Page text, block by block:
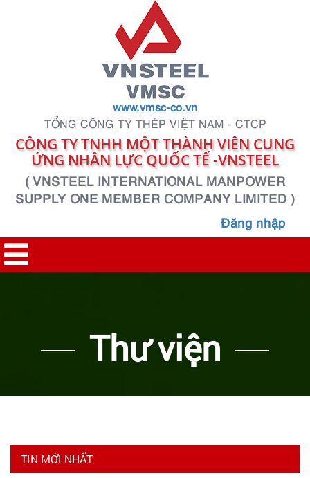
www.vmsc-co.vn
TỔNG CÔNG TY THÉP VIỆT NAM - CTCP
CÔNG TY TNHH MỘT THÀNH VIÊN CUNG
ỨNG NHÂN LỰC QUỐC TẾ -VNSTEEL
( VNSTEEL INTERNATIONAL MANPOWER
SUPPLY ONE MEMBER COMPANY LIMITED )
Đăng nhập
Thư viện
TIN MỚI NHẤT